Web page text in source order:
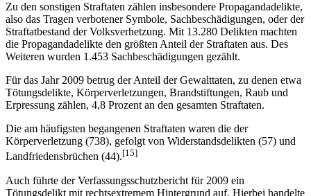
Zu den sonstigen Straftaten zählen insbesondere Propagandadelikte,
also das Tragen verbotener Symbole, Sachbeschädigungen, oder der
Straftatbestand der Volksverhetzung. Mit 13.280 Delikten machten
die Propagandadelikte den größten Anteil der Straftaten aus. Des
Weiteren wurden 1.453 Sachbeschädigungen gezählt.
Für das Jahr 2009 betrug der Anteil der Gewalttaten, zu denen etwa
Tötungsdelikte, Körperverletzungen, Brandstiftungen, Raub und
Erpressung zählen, 4,8 Prozent an den gesamten Straftaten.
Die am häufigsten begangenen Straftaten waren die der
Körperverletzung (738), gefolgt von Widerstandsdelikten (57) und
Landfriedensbrüchen (44).[15]
Auch führte der Verfassungsschutzbericht für 2009 ein
Tötungsdelikt mit rechtsextremem Hintergrund auf. Hierbei handelte